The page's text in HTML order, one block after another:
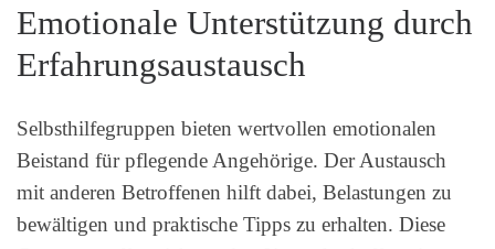
Emotionale Unterstützung durch
Erfahrungsaustausch
Selbsthilfegruppen bieten wertvollen emotionalen
Beistand für pflegende Angehörige. Der Austausch
mit anderen Betroffenen hilft dabei, Belastungen zu
bewältigen und praktische Tipps zu erhalten. Diese